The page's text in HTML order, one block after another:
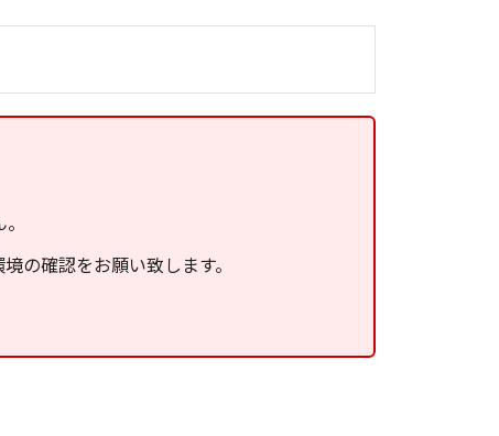
の確認をお願い致します。